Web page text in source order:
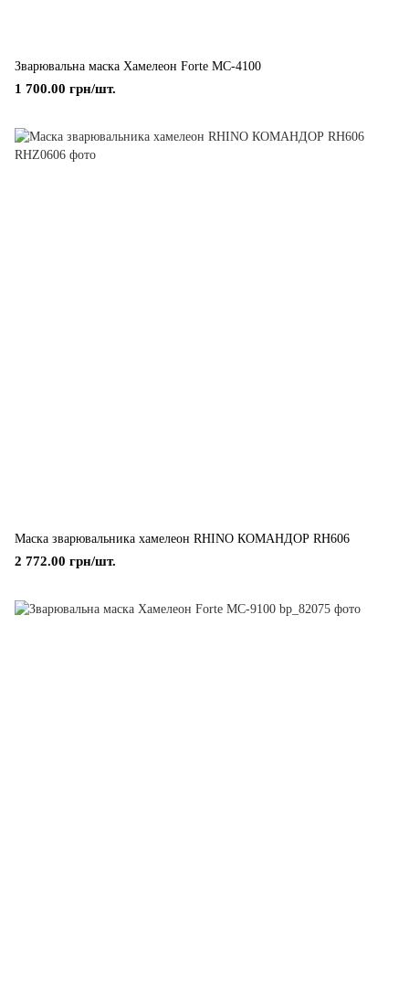
Зварювальна маска Хамелеон Forte МС-4100
1 700.00 грн/шт.
Маска зварювальника хамелеон RHINO КОМАНДОР RH606
2 772.00 грн/шт.